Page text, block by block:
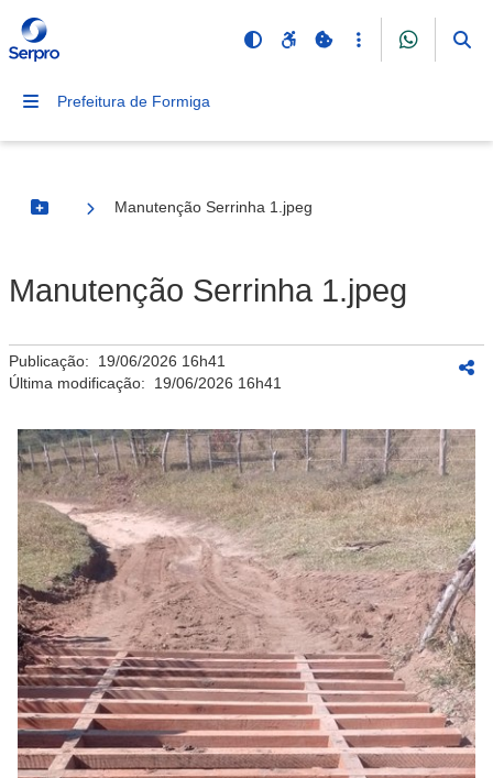
Prefeitura de Formiga
Botão Menu
Manutenção Serrinha 1.jpeg
Manutenção Serrinha 1.jpeg
Publicação: 19/06/2026 16h41
Última modificação: 19/06/2026 16h41